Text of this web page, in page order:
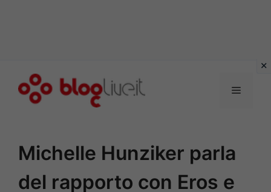
Menu
Michelle Hunziker parla
del rapporto con Eros e